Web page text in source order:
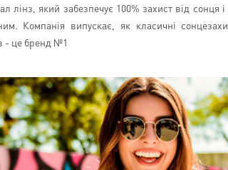
лінз, який забезпечує 100% захист від
Компанія випускає, як класичні
- це бренд №1